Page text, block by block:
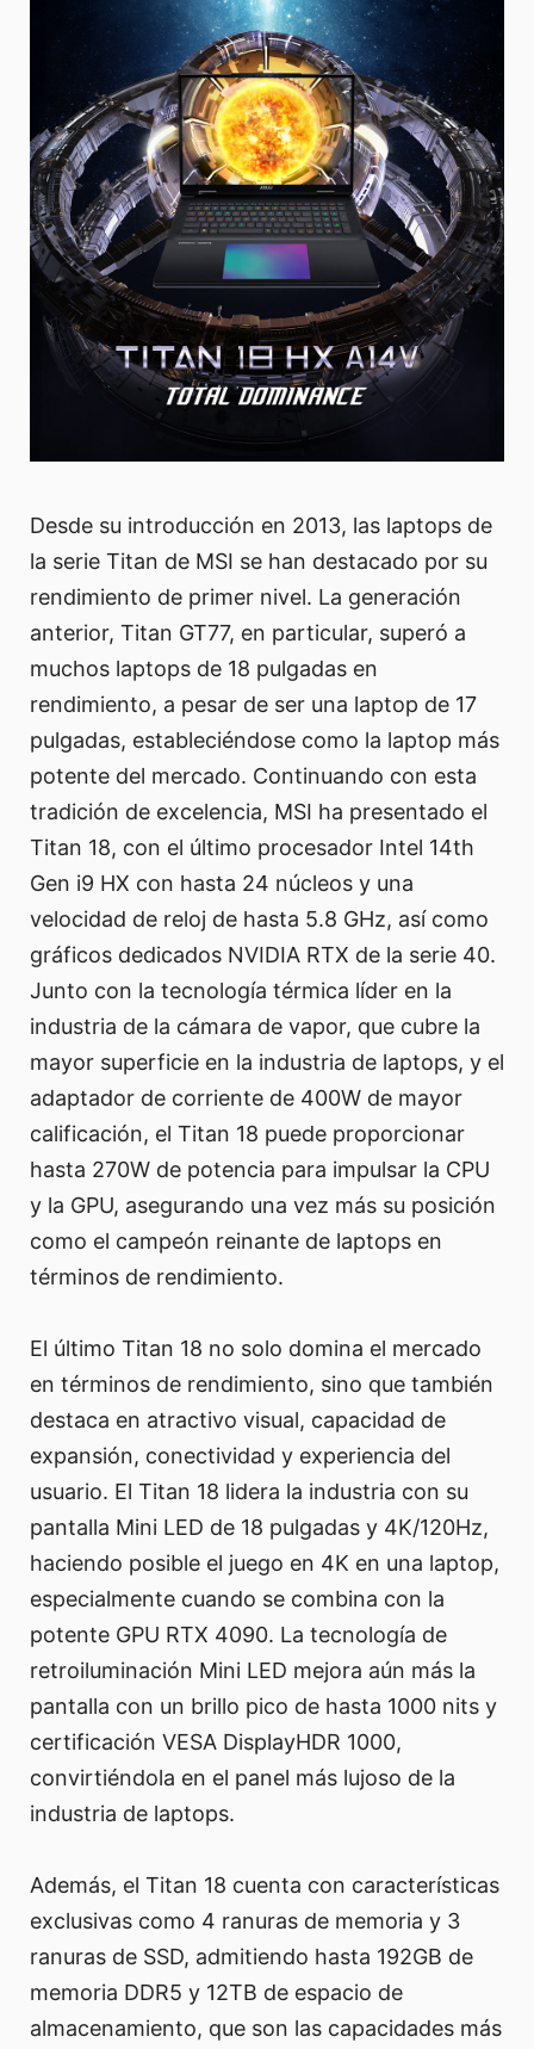
Desde su introducción en 2013, las laptops de
la serie Titan de MSI se han destacado por su
rendimiento de primer nivel. La generación
anterior, Titan GT77, en particular, superó a
muchos laptops de 18 pulgadas en
rendimiento, a pesar de ser una laptop de 17
pulgadas, estableciéndose como la laptop más
potente del mercado. Continuando con esta
tradición de excelencia, MSI ha presentado el
Titan 18, con el último procesador Intel 14th
Gen i9 HX con hasta 24 núcleos y una
velocidad de reloj de hasta 5.8 GHz, así como
gráficos dedicados NVIDIA RTX de la serie 40.
Junto con la tecnología térmica líder en la
industria de la cámara de vapor, que cubre la
mayor superficie en la industria de laptops, y el
adaptador de corriente de 400W de mayor
calificación, el Titan 18 puede proporcionar
hasta 270W de potencia para impulsar la CPU
y la GPU, asegurando una vez más su posición
como el campeón reinante de laptops en
términos de rendimiento.
El último Titan 18 no solo domina el mercado
en términos de rendimiento, sino que también
destaca en atractivo visual, capacidad de
expansión, conectividad y experiencia del
usuario. El Titan 18 lidera la industria con su
pantalla Mini LED de 18 pulgadas y 4K/120Hz,
haciendo posible el juego en 4K en una laptop,
especialmente cuando se combina con la
potente GPU RTX 4090. La tecnología de
retroiluminación Mini LED mejora aún más la
pantalla con un brillo pico de hasta 1000 nits y
certificación VESA DisplayHDR 1000,
convirtiéndola en el panel más lujoso de la
industria de laptops.
Además, el Titan 18 cuenta con características
exclusivas como 4 ranuras de memoria y 3
ranuras de SSD, admitiendo hasta 192GB de
memoria DDR5 y 12TB de espacio de
almacenamiento, que son las capacidades más